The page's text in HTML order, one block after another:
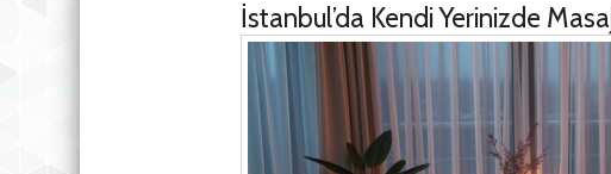
İstanbul’da Kendi Yerinizde